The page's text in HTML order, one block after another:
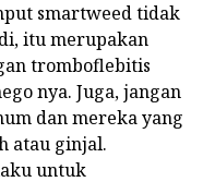
smartweed tidak
itu merupakan
tromboflebitis
nya. Juga, jangan
dan mereka yang
atau ginjal.
untuk